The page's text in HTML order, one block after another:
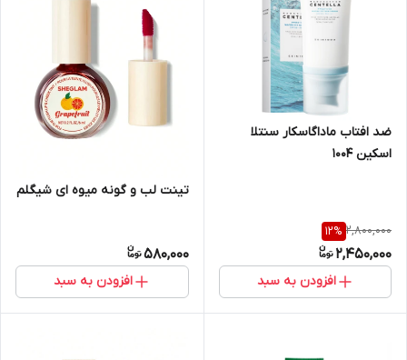
ضد افتاب ماداگاسکار سنتلا
اسکین ۱۰۰۴
2,800,000
12%
2,450,000
افزودن به سبد
تینت لب و گونه میوه ای شیگلم
580,000
افزودن به سبد